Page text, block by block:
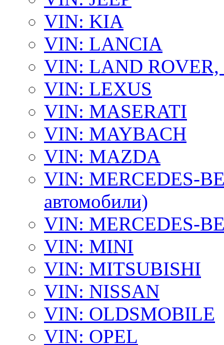
VIN: KIA
VIN: LANCIA
VIN: LAND ROVER,
VIN: LEXUS
VIN: MASERATI
VIN: MAYBACH
VIN: MAZDA
VIN: MERCEDES-
автомобили)
VIN: MERCEDES-
VIN: MINI
VIN: MITSUBISHI
VIN: NISSAN
VIN: OLDSMOBILE
VIN: OPEL